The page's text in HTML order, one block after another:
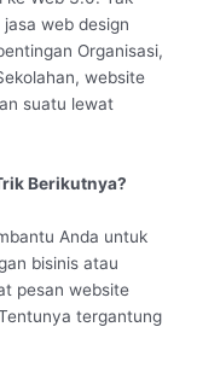
web design
Organisasi,
website
suatu lewat
Berikutnya?
Anda untuk
bisinis atau
pesan website
tergantung